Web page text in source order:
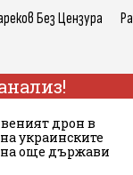
Без Цензура
дрон в
украинските
още държави